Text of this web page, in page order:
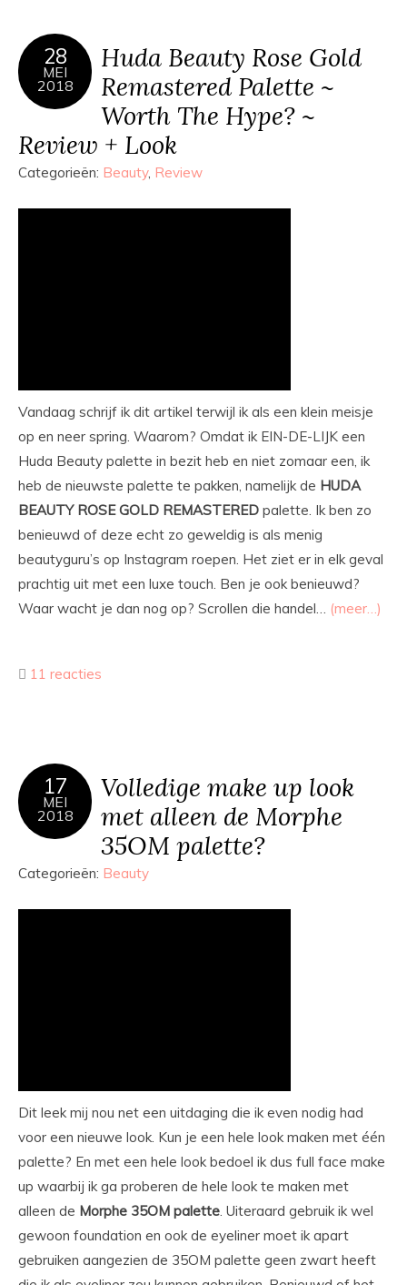
28
MEI
2018
Huda Beauty Rose Gold
Remastered Palette ~
Worth The Hype? ~
Review + Look
Categorieën: Beauty, Review
Vandaag schrijf ik dit artikel terwijl ik als een klein meisje
op en neer spring. Waarom? Omdat ik EIN-DE-LIJK een
Huda Beauty palette in bezit heb en niet zomaar een, ik
heb de nieuwste palette te pakken, namelijk de HUDA
BEAUTY ROSE GOLD REMASTERED palette. Ik ben zo
benieuwd of deze echt zo geweldig is als menig
beautyguru’s op Instagram roepen. Het ziet er in elk geval
prachtig uit met een luxe touch. Ben je ook benieuwd?
Waar wacht je dan nog op? Scrollen die handel… (meer…)
11 reacties
17
MEI
2018
Volledige make up look
met alleen de Morphe
35OM palette?
Categorieën: Beauty
Dit leek mij nou net een uitdaging die ik even nodig had
voor een nieuwe look. Kun je een hele look maken met één
palette? En met een hele look bedoel ik dus full face make
up waarbij ik ga proberen de hele look te maken met
alleen de Morphe 35OM palette. Uiteraard gebruik ik wel
gewoon foundation en ook de eyeliner moet ik apart
gebruiken aangezien de 35OM palette geen zwart heeft